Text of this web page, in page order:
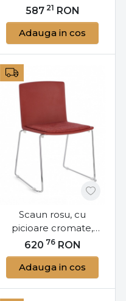
picior negru, Rafael,
Yes
58721 RON
Adauga in cos
Scaun rosu, cu
picioare cromate,
43.5x50x79 cm, Giulia,
Yes
620 76 RON
Adauga in cos